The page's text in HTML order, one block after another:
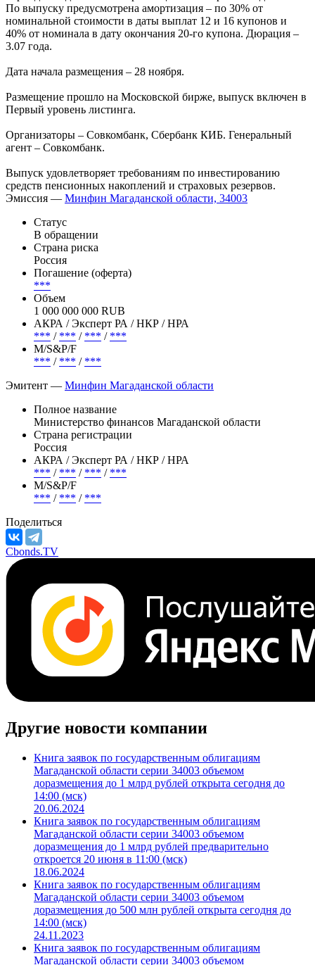
Номинальная стоимость каждой ценной бумаги – 1 000
рублей. Срок обращения – 4.8 года (1 758 дней). Купонный
период – 91 день. Способ размещения – открытая подписка.
номинальной стоимости в даты выплат 12 и 16 купонов и
3.07 года.
Размещение прошло на Московской бирже, выпуск включен в
Организаторы – Совкомбанк, Сбербанк КИБ. Генеральный
агент – Совкомбанк.
Выпуск удовлетворяет требованиям по инвестированию
средств пенсионных накоплений и страховых резервов.
Эмиссия —Минфин Магаданской области, 34003
Статус
В обращении
Страна риска
Россия
Погашение (оферта)
***
Объем
1 000 000 000 RUB
*** /***/***/ ***
***/***/***
Эмитент —Минфин Магаданской области
Полное название
Министерство финансов Магаданской области
Страна регистрации
Россия
***/***
М/S&P/F
***/
Поделиться
Cbonds.TV
Другие новости компании
Книга заявок по государственным облигациям
Магаданской области серии 34003 объемом
доразмещения до 1 млрд рублей открыта сегодня до
14:00 (мск)
20.06.2024
Книга заявок по государственным облигациям
Магаданской области серии 34003 объемом
доразмещения до 1 млрд рублей предварительно
откроется 20 июня в 11:00 (мск)
18.06.2024
Книга заявок по государственным облигациям
Магаданской области серии 34003 объемом
доразмещения до 500 млн рублей открыта сегодня до